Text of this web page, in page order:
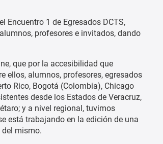
Encuentro 1 de Egresados DCTS,
profesores e invitados, dando
que por la accesibilidad que
ellos, alumnos, profesores, egresados
Rico, Bogotá (Colombia), Chicago
desde los Estados de Veracruz,
y a nivel regional, tuvimos
está trabajando en la edición de una
mismo.